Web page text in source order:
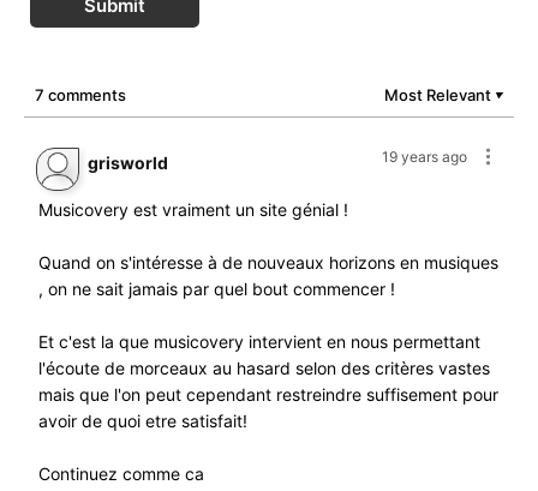
Submit
7 comments Most Relevant ▼
19 years ago
grisworld
Musicovery est vraiment un site génial !
Quand on s'intéresse à de nouveaux horizons en musiques
, on ne sait jamais par quel bout commencer !
Et c'est la que musicovery intervient en nous permettant
l'écoute de morceaux au hasard selon des critères vastes
mais que l'on peut cependant restreindre suffisement pour
avoir de quoi etre satisfait!
Continuez comme ca